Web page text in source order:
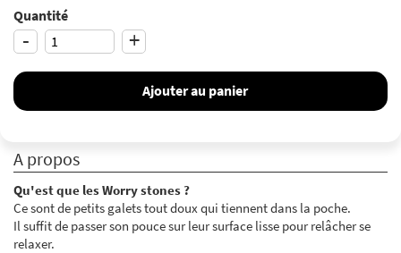
Quantité
- +
Ajouter au panier
A propos
Qu'est que les Worry stones ?
Ce sont de petits galets tout doux qui tiennent dans la poche.
Il suffit de passer son pouce sur leur surface lisse pour relâcher se
relaxer.